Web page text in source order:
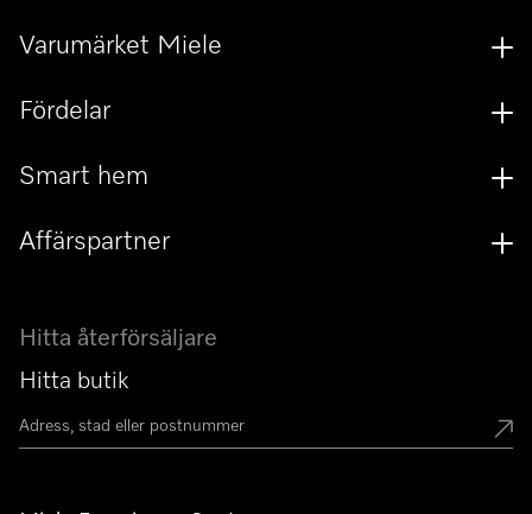
Hitta återförsäljare
Hitta butik
Varumärket Miele
Fördelar
Smart hem
Affärspartner